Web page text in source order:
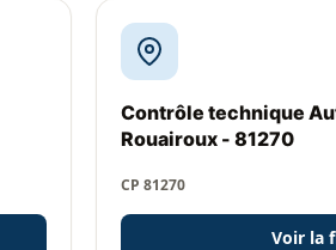
Contrôle technique
Rouairoux - 81270
CP 81270
Voir la